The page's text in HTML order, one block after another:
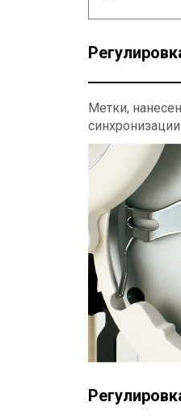
Метки,